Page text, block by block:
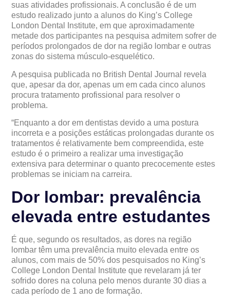
suas atividades profissionais. A conclusão é de um
estudo realizado junto a alunos do King’s College
London Dental Institute, em que aproximadamente
metade dos participantes na pesquisa admitem sofrer de
períodos prolongados de dor na região lombar e outras
zonas do sistema músculo-esquelético.
A pesquisa publicada no British Dental Journal revela
que, apesar da dor, apenas um em cada cinco alunos
procura tratamento profissional para resolver o
problema.
“Enquanto a dor em dentistas devido a uma postura
incorreta e a posições estáticas prolongadas durante os
tratamentos é relativamente bem compreendida, este
estudo é o primeiro a realizar uma investigação
extensiva para determinar o quanto precocemente estes
problemas se iniciam na carreira.
Dor lombar: prevalência
elevada entre estudantes
É que, segundo os resultados, as dores na região
lombar têm uma prevalência muito elevada entre os
alunos, com mais de 50% dos pesquisados no King’s
College London Dental Institute que revelaram já ter
sofrido dores na coluna pelo menos durante 30 dias a
cada período de 1 ano de formação.